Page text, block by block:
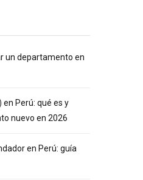
un departamento en
en Perú: qué es y
nuevo en 2026
en Perú: guía